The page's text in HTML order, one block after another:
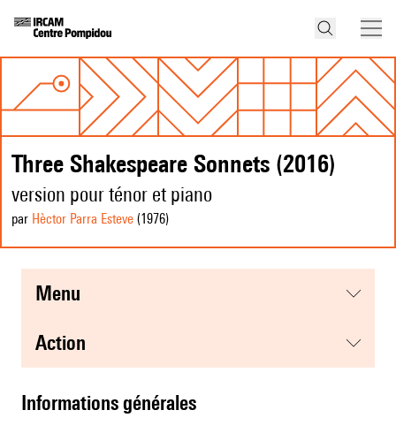
Three Shakespeare Sonnets (2016)
version pour ténor et piano
par Hèctor Parra Esteve (1976)
menu
action
informations générales